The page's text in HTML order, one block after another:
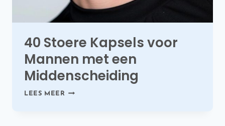
40 Stoere Kapsels voor
Mannen met een
Middenscheiding
LEES MEER 40